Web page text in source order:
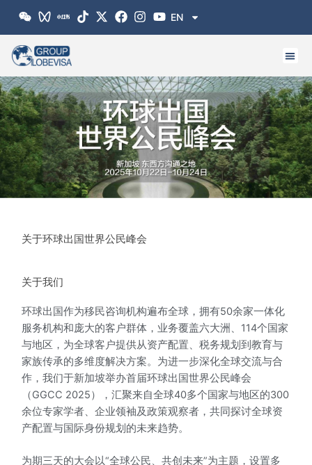
EN
关于环球出国世界公民峰会
关于我们
环球出国作为移民咨询机构遍布全球，拥有50余家一体化
服务机构和庞大的客户群体，业务覆盖六大洲、114个国家
与地区，为全球客户提供从资产配置、税务规划到教育与
家族传承的多维度解决方案。为进一步深化全球交流与合
作，我们于新加坡举办首届环球出国世界公民峰会
（GGCC 2025），汇聚来自全球40多个国家与地区的300
余位专家学者、企业领袖及政策观察者，共同探讨全球资
产配置与国际身份规划的未来趋势。
为期三天的大会以“全球公民、共创未来”为主题，设置多